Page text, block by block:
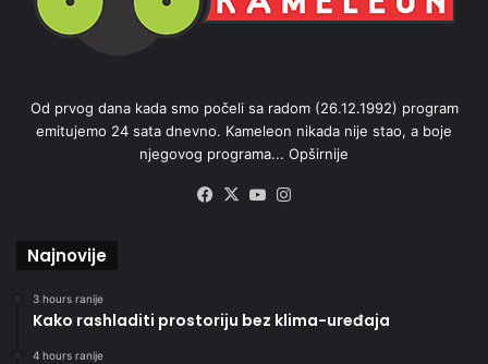
Od prvog dana kada smo počeli sa radom (26.12.1992) program
emitujemo 24 sata dnevno. Kameleon nikada nije stao, a boje
njegovog programa... Opširnije
Facebook
X YouTube
Najnovije
3 hours ranije
Kako rashladiti prostoriju bez klima-uređaja
4 hours ranije